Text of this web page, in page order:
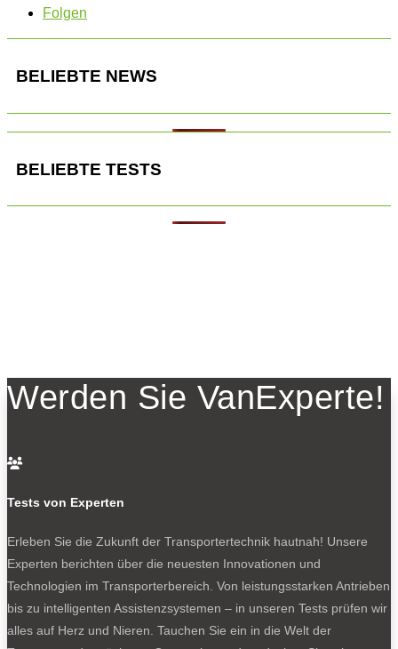
Folgen
BELIEBTE NEWS
BELIEBTE TESTS
Werden Sie VanExperte!

Tests von Experten
Erleben Sie die Zukunft der Transportertechnik hautnah! Unsere
Experten berichten über die neuesten Innovationen und
Technologien im Transporterbereich. Von leistungsstarken Antrieben
bis zu intelligenten Assistenzsystemen – in unseren Tests prüfen wir
alles auf Herz und Nieren. Tauchen Sie ein in die Welt der